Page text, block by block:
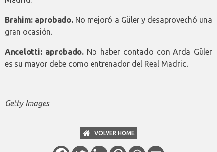
Brahim: aprobado. No mejoró a Güler y desaprovechó una
gran ocasión.
Ancelotti: aprobado. No haber contado con Arda Güler
es su mayor debe como entrenador del Real Madrid.
Getty Images
VOLVER HOME